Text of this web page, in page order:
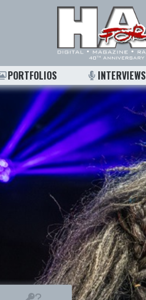
PORTFOLIOS INTERVIEWS